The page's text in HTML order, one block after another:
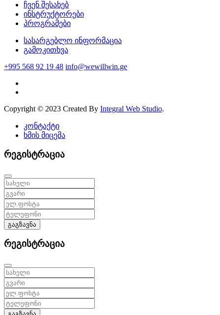
ჩვენ შესახებ
ინსტრუქტორები
პროგრამები
სასარგებლო ინფორმაცია
გამოკითხვა
+995 568 92 19 48 info@wewillwin.ge
Copyright © 2023 Created By Integral Web Studio.
კონტაქტი
ხმის მიცემა
რეგისტრაცია
გაგზავნა
რეგისტრაცია